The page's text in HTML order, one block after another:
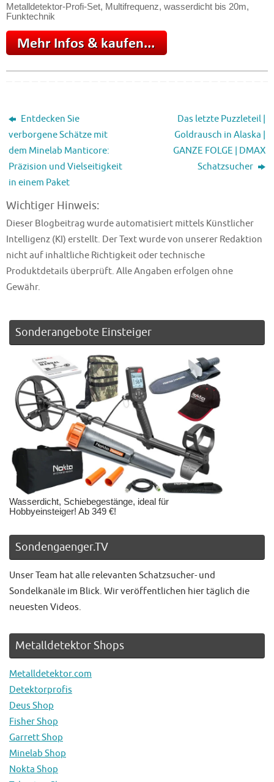
Metalldetektor-Profi-Set, Multifrequenz, wasserdicht bis 20m,
Funktechnik
Entdecken Sie
verborgene Schätze mit
dem Minelab Manticore:
Präzision und Vielseitigkeit
in einem Paket
Das letzte Puzzleteil |
Goldrausch in Alaska |
GANZE FOLGE | DMAX
Schatzsucher
Wichtiger Hinweis:
Dieser Blogbeitrag wurde automatisiert mittels Künstlicher
Intelligenz (KI) erstellt. Der Text wurde von unserer Redaktion
nicht auf inhaltliche Richtigkeit oder technische
Produktdetails überprüft. Alle Angaben erfolgen ohne
Gewähr.
Sonderangebote Einsteiger
Wasserdicht, Schiebegestänge, ideal für
Hobbyeinsteiger! Ab 349 €!
Sondengaenger.TV
Unser Team hat alle relevanten Schatzsucher- und
Sondelkanäle im Blick. Wir veröffentlichen hier täglich die
neuesten Videos.
Metalldetektor Shops
Metalldetektor.com
Detektorprofis
Deus Shop
Fisher Shop
Garrett Shop
Minelab Shop
Nokta Shop